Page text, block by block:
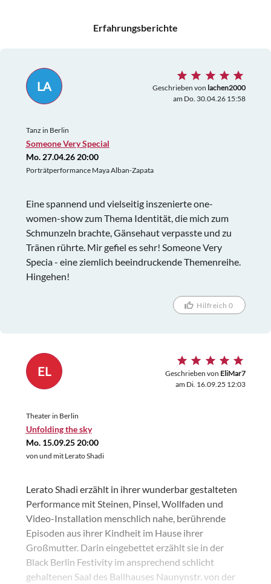
Erfahrungsberichte
LA Geschrieben von lachen2000
am Do. 30.04.26 15:58
Tanz in Berlin
Someone Very Special
Mo. 27.04.26 20:00
Porträtperformance Maya Alban-Zapata
Eine spannend und vielseitig inszenierte one-
women-show zum Thema Identität, die mich zum
Schmunzeln brachte, Gänsehaut verpasste und zu
Tränen rührte. Mir gefiel es sehr! Someone Very
Specia - eine ziemlich beeindruckende Themenreihe.
Hingehen!
Hilfreich 0
EL Geschrieben von EliMar7
am Di. 16.09.25 12:03
Theater in Berlin
Unfolding the sky
Mo. 15.09.25 20:00
von und mit Lerato Shadi
Lerato Shadi erzählt in ihrer wunderbar gestalteten
Performance mit Steinen, Pinsel, Wollfaden und
Video-Installation menschlich nahe, berührende
Episoden aus ihrer Kindheit im Hause ihrer
Großmutter. Darin eingebettet erzählt sie in der
Black Berlin Festivity im ansprechend schlicht
gehaltenen Saal des Ballhauses Naunynstr. von der